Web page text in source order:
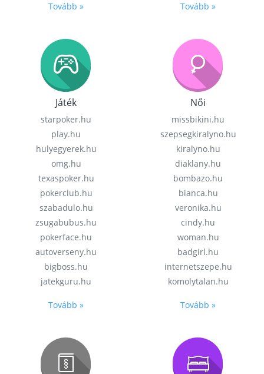
Tovább » Tovább »
Játék
starpoker.hu
play.hu
hulyegyerek.hu
omg.hu
texaspoker.hu
pokerclub.hu
szabadulo.hu
zsugabubus.hu
pokerface.hu
autoverseny.hu
bigboss.hu
jatekguru.hu
Tovább »
Női
missbikini.hu
szepsegkiralyno.hu
kiralyno.hu
diaklany.hu
bombazo.hu
bianca.hu
veronika.hu
cindy.hu
woman.hu
badgirl.hu
internetszepe.hu
komolytalan.hu
Tovább »